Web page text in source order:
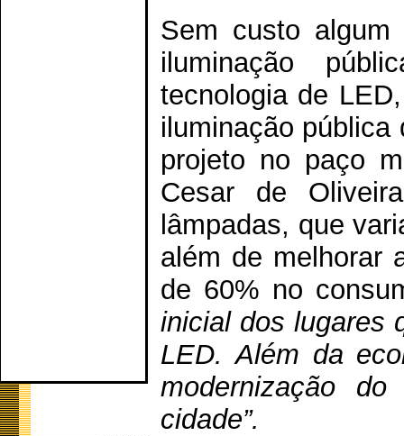
Sem custo
iluminação
tecnologia de
iluminação pública
projeto no paço
Cesar de
lâmpadas, que
além de melhorar
de 60% no
inicial dos lugares
LED. Além da
modernização
cidade”.